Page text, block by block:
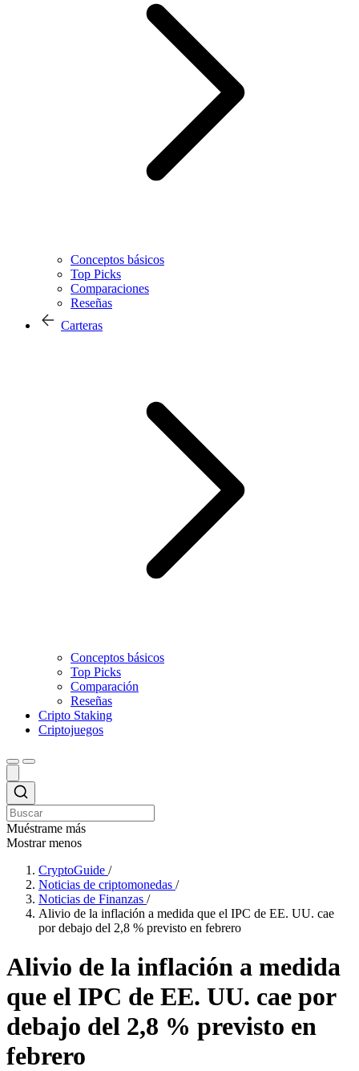
Conceptos básicos
Top Picks
Comparaciones
Reseñas
Carteras
Conceptos básicos
Top Picks
Comparación
Reseñas
Cripto Staking
Criptojuegos
Muéstrame más
Mostrar menos
CryptoGuide /
Noticias de criptomonedas /
Noticias de Finanzas /
Alivio de la inflación a medida que el IPC de EE. UU. cae
por debajo del 2,8 % previsto en febrero
Alivio de la inflación a medida
que el IPC de EE. UU. cae por
debajo del 2,8 % previsto en
febrero